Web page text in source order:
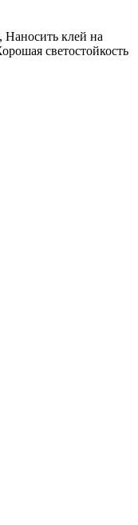
Наносить клей на
светостойкость